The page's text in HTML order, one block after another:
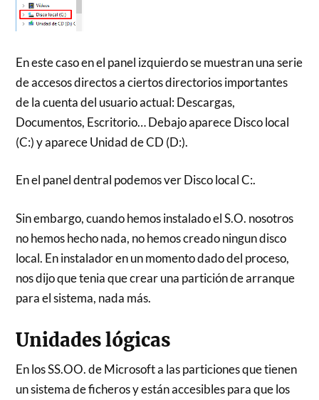
En este caso en el panel izquierdo se muestran una serie
de accesos directos a ciertos directorios importantes
de la cuenta del usuario actual: Descargas,
Documentos, Escritorio… Debajo aparece Disco local
(C:) y aparece Unidad de CD (D:).
En el panel dentral podemos ver Disco local C:.
Sin embargo, cuando hemos instalado el S.O. nosotros
no hemos hecho nada, no hemos creado ningun disco
local. En instalador en un momento dado del proceso,
nos dijo que tenia que crear una partición de arranque
para el sistema, nada más.
Unidades lógicas
En los SS.OO. de Microsoft a las particiones que tienen
un sistema de ficheros y están accesibles para que los